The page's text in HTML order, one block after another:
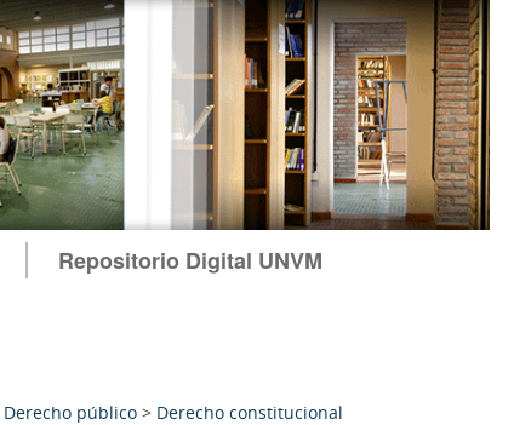
Repositorio Digital UNVM
Derecho público > Derecho constitucional